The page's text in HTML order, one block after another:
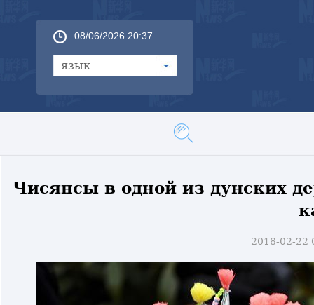
08/06/2026 20:37
язык
Чисянсы в одной из дунских
2018-02-22